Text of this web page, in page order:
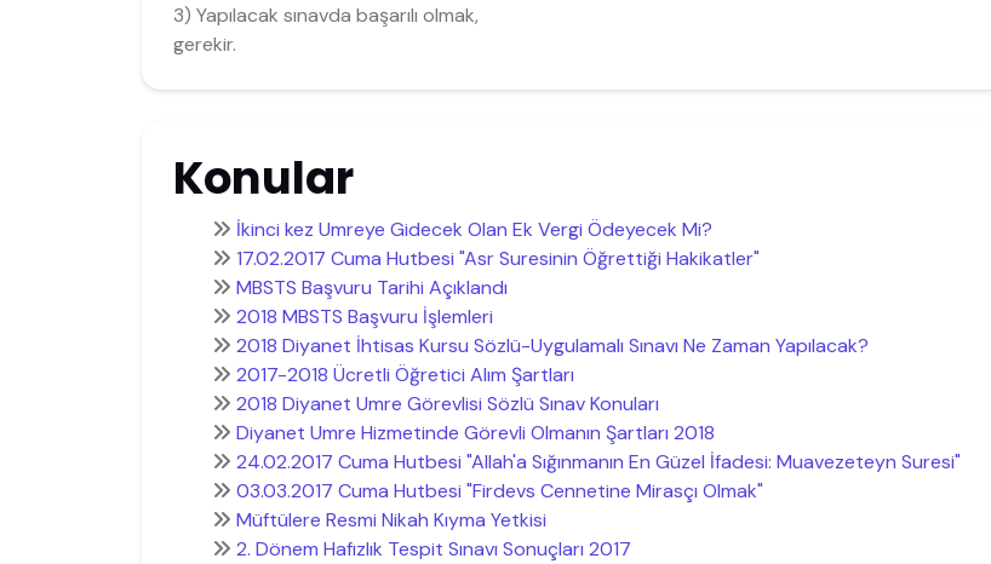
3) Yapılacak sınavda başarılı olmak,
gerekir.
Konular
İkinci kez Umreye Gidecek Olan Ek Vergi Ödeyecek Mi?
17.02.2017 Cuma Hutbesi "Asr Suresinin Öğrettiği Hakikatler"
MBSTS Başvuru Tarihi Açıklandı
2018 MBSTS Başvuru İşlemleri
2018 Diyanet İhtisas Kursu Sözlü-Uygulamalı Sınavı Ne Zaman Yapılacak?
2017-2018 Ücretli Öğretici Alım Şartları
2018 Diyanet Umre Görevlisi Sözlü Sınav Konuları
Diyanet Umre Hizmetinde Görevli Olmanın Şartları 2018
24.02.2017 Cuma Hutbesi "Allah'a Sığınmanın En Güzel İfadesi: Muavezeteyn Suresi"
03.03.2017 Cuma Hutbesi "Firdevs Cennetine Mirasçı Olmak"
Müftülere Resmi Nikah Kıyma Yetkisi
2. Dönem Hafızlık Tespit Sınavı Sonuçları 2017